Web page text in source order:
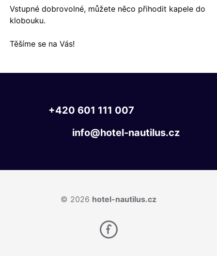
Vstupné dobrovolné, můžete něco přihodit kapele do
klobouku.
Těšíme se na Vás!
+420 601 111 007
info@hotel-nautilus.cz
© 2026 hotel-nautilus.cz